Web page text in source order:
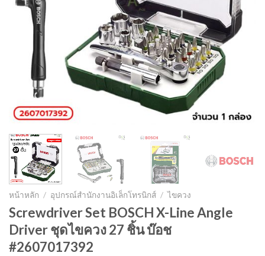
หน้าหลัก / อุปกรณ์สำนักงานอิเล็กโทรนิกส์ / ไขควง
Screwdriver Set BOSCH X-Line Angle
Driver ชุดไขควง 27 ชิ้น บ๊อช
#2607017392